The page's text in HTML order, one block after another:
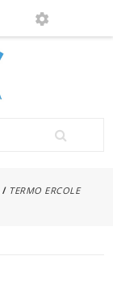
/ TERMO ERCOLE